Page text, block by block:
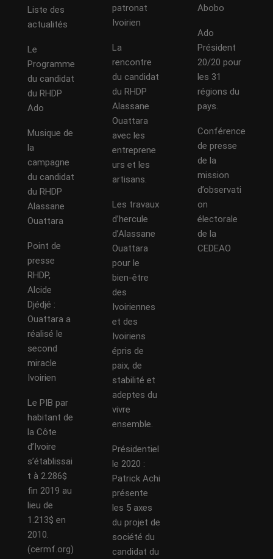
Liste des
actualités
Le
Programme
du candidat
du RHDP
Ado
Musique de
la
campagne
du candidat
du RHDP
Alassane
Ouattara
Point de
presse
RHDP,
Alcide
Djédjé :
Ouattara a
réalisé le
second
miracle
Ivoirien
Le PIB par
habitant de
la Côte
d’Ivoire
s’établissai
t à 2.286$
fin 2019 au
lieu de
1.213$ en
2010.
(cermf.org)
patronat
Ivoirien
La
rencontre
du candidat
du RHDP
Alassane
Ouattara
avec les
entreprene
urs et les
artisans.
Les travaux
d’hercule
d’Alassane
Ouattara
pour le
bien-être
des
Ivoiriennes
et des
Ivoiriens
épris de
paix, de
stabilité et
adeptes du
vivre
ensemble.
Présidentiel
le 2020 :
Patrick Achi
présente
les 5 axes
du projet de
société du
candidat du
Abobo
Ado
Président
20/20 pour
les 31
régions du
pays.
Conférence
de presse
de la
mission
d’observati
on
électorale
de la
CEDEAO